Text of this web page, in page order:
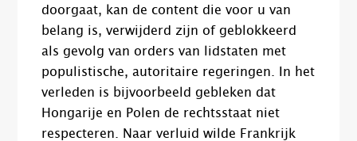
doorgaat, kan de content die voor u van
belang is, verwijderd zijn of geblokkeerd
als gevolg van orders van lidstaten met
populistische, autoritaire regeringen. In het
verleden is bijvoorbeeld gebleken dat
Hongarije en Polen de rechtsstaat niet
respecteren. Naar verluid wilde Frankrijk